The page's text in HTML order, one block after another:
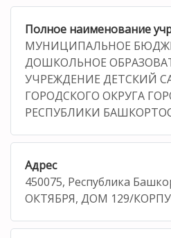
Полное наименование
МУНИЦИПАЛЬНОЕ
ДОШКОЛЬНОЕ
УЧРЕЖДЕНИЕ ДЕТСКИЙ
ГОРОДСКОГО ОКРУГА
РЕСПУБЛИКИ
Адрес
450075, Республика
ОКТЯБРЯ, ДОМ 129/